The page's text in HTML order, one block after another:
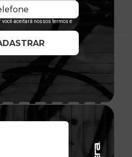
na lateral esquerda